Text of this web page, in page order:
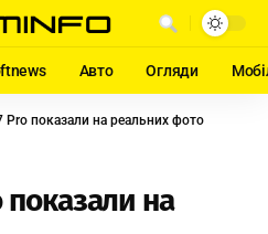
Авто Огляди
Pro показали на реальних фото
показали на